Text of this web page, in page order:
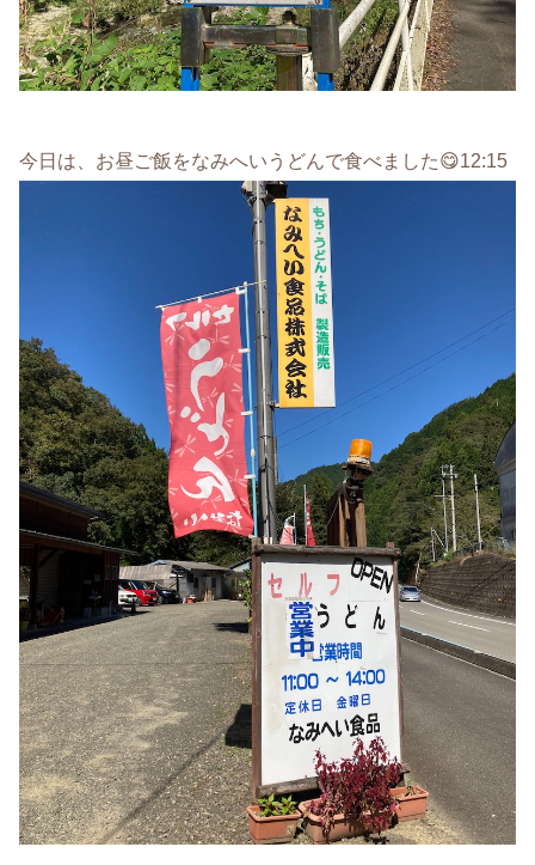
今日は、お昼ご飯をなみへいうどんで食べました😋12:15